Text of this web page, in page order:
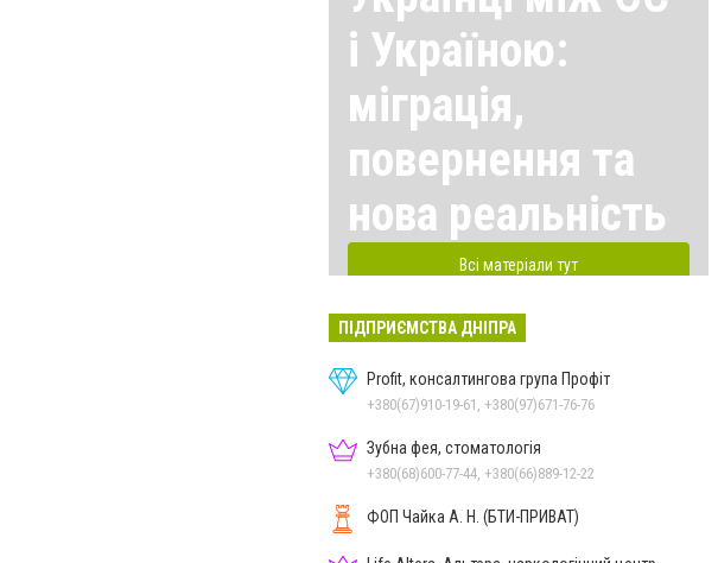
і Україною:
міграція,
повернення та
нова реальність
Всі матеріали тут
ПІДПРИЄМСТВА ДНІПРА
Profit, консалтингова група Профіт
+380(67)910-19-61, +380(97)671-76-76
Зубна фея, стоматологія
+380(68)600-77-44, +380(66)889-12-22
ФОП Чайка А. Н. (БТИ-ПРИВАТ)